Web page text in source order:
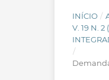
INÍCIO /
V. 19 N. 2
/